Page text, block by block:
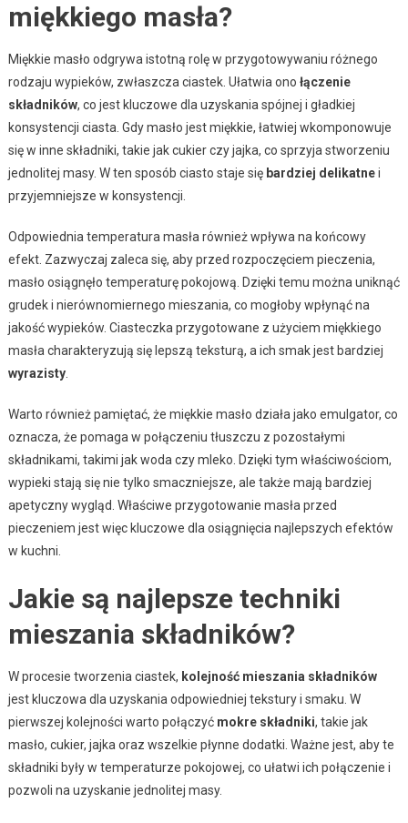
miękkiego masła?
Miękkie masło odgrywa istotną rolę w przygotowywaniu różnego
rodzaju wypieków, zwłaszcza ciastek. Ułatwia ono łączenie
składników, co jest kluczowe dla uzyskania spójnej i gładkiej
konsystencji ciasta. Gdy masło jest miękkie, łatwiej wkomponowuje
się w inne składniki, takie jak cukier czy jajka, co sprzyja stworzeniu
jednolitej masy. W ten sposób ciasto staje się bardziej delikatnei
przyjemniejsze w konsystencji.
Odpowiednia temperatura masła również wpływa na końcowy
efekt. Zazwyczaj zaleca się, aby przed rozpoczęciem pieczenia,
masło osiągnęło temperaturę pokojową. Dzięki temu można uniknąć
grudek i nierównomiernego mieszania, co mogłoby wpłynąć na
jakość wypieków. Ciasteczka przygotowane z użyciem miękkiego
masła charakteryzują się lepszą teksturą, a ich smak jest bardziej
wyrazisty.
Warto również pamiętać, że miękkie masło działa jako emulgator, co
oznacza, że pomaga w połączeniu tłuszczu z pozostałymi
składnikami, takimi jak woda czy mleko. Dzięki tym właściwościom,
wypieki stają się nie tylko smaczniejsze, ale także mają bardziej
apetyczny wygląd. Właściwe przygotowanie masła przed
pieczeniem jest więc kluczowe dla osiągnięcia najlepszych efektów
w kuchni.
Jakie są najlepsze techniki
mieszania składników?
W procesie tworzenia ciastek, kolejność mieszania składników
jest kluczowa dla uzyskania odpowiedniej tekstury i smaku. W
pierwszej kolejności warto połączyć mokre składniki, takie jak
masło, cukier, jajka oraz wszelkie płynne dodatki. Ważne jest, aby te
składniki były w temperaturze pokojowej, co ułatwi ich połączenie i
pozwoli na uzyskanie jednolitej masy.